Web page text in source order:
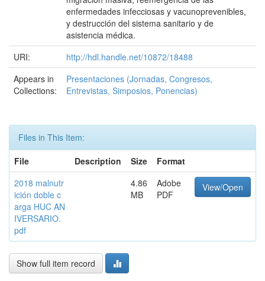
enfermedades infecciosas y vacunoprevenibles,
y destrucción del sistema sanitario y de
asistencia médica.
URI:
http://hdl.handle.net/10872/18488
Appears in
Collections:
Presentaciones (Jornadas, Congresos,
Entrevistas, Simposios, Ponencias)
Files in This Item:
File
Description Size
Format
2018 malnutr
ición doble c
arga HUC AN
IVERSARIO.
pdf
4.86
MB
Adobe
PDF
View/Open
Show full item record